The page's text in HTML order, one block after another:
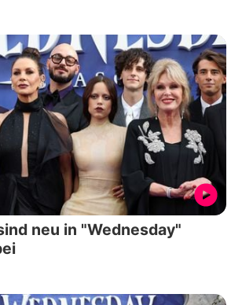
neu in "Wednesday"